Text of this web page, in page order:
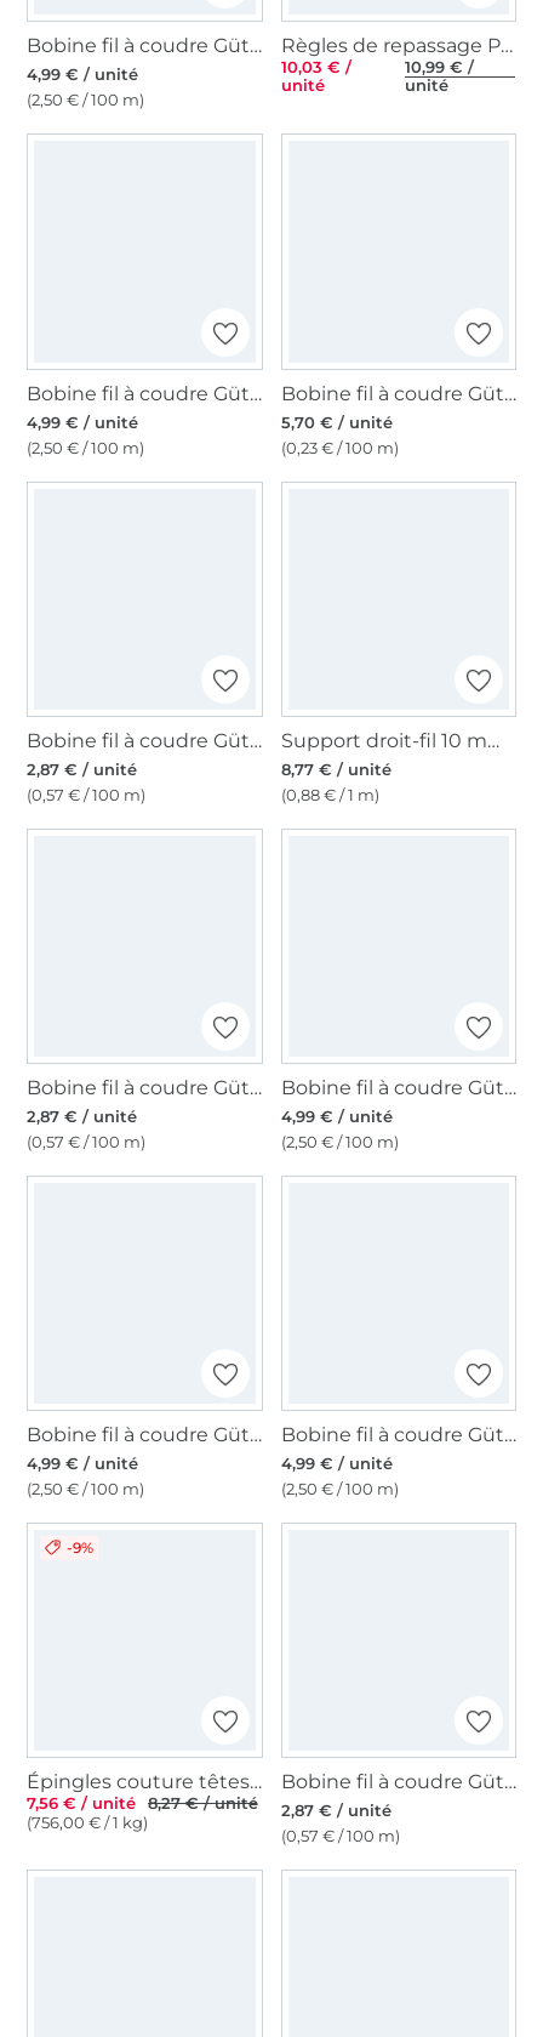
Bobine fil à coudre Gütermann 200m polyester, (052) vieux rose
4,99 € / unité
(2,50 € / 100 m)
Règles de repassage Prym, universelles
10,03 € /
unité
10,99 € /
unité
Bobine fil à coudre Gütermann 200m polyester, (553) vert pâle
4,99 € / unité
(2,50 € / 100 m)
Bobine fil à coudre Gütermann 2500m polyester Toldi Lock, (1005) blanc
5,70 € / unité
(0,23 € / 100 m)
Bobine fil à coudre Gütermann 500m polyester Toldi, (111) naturel
2,87 € / unité
(0,57 € / 100 m)
Support droit-fil 10 mm blanc
8,77 € / unité
(0,88 € / 1 m)
Bobine fil à coudre Gütermann 500m polyester Toldi, (310) bleu foncé
2,87 € / unité
(0,57 € / 100 m)
Bobine fil à coudre Gütermann 200m polyester, (261) gris vert
4,99 € / unité
(2,50 € / 100 m)
Bobine fil à coudre Gütermann 200m polyester, (074) bleu pigeon clair
4,99 € / unité
(2,50 € / 100 m)
Bobine fil à coudre Gütermann 200m polyester, (339) bleu marine
4,99 € / unité
(2,50 € / 100 m)
-9%
Épingles couture têtes facile à saisir Prym
7,56 € / unité
8,27 € / unité
(756,00 € / 1 kg)
Bobine fil à coudre Gütermann 500m polyester Toldi, (143) bleu clair
2,87 € / unité
(0,57 € / 100 m)